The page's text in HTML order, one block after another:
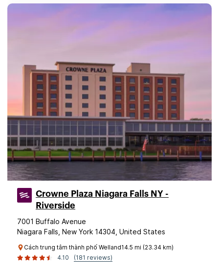
Crowne Plaza Niagara Falls NY -
Riverside
7001 Buffalo Avenue
Niagara Falls, New York 14304, United States
Cách trung tâm thành phố Welland14.5 mi (23.34 km)
4.10
(181 reviews)